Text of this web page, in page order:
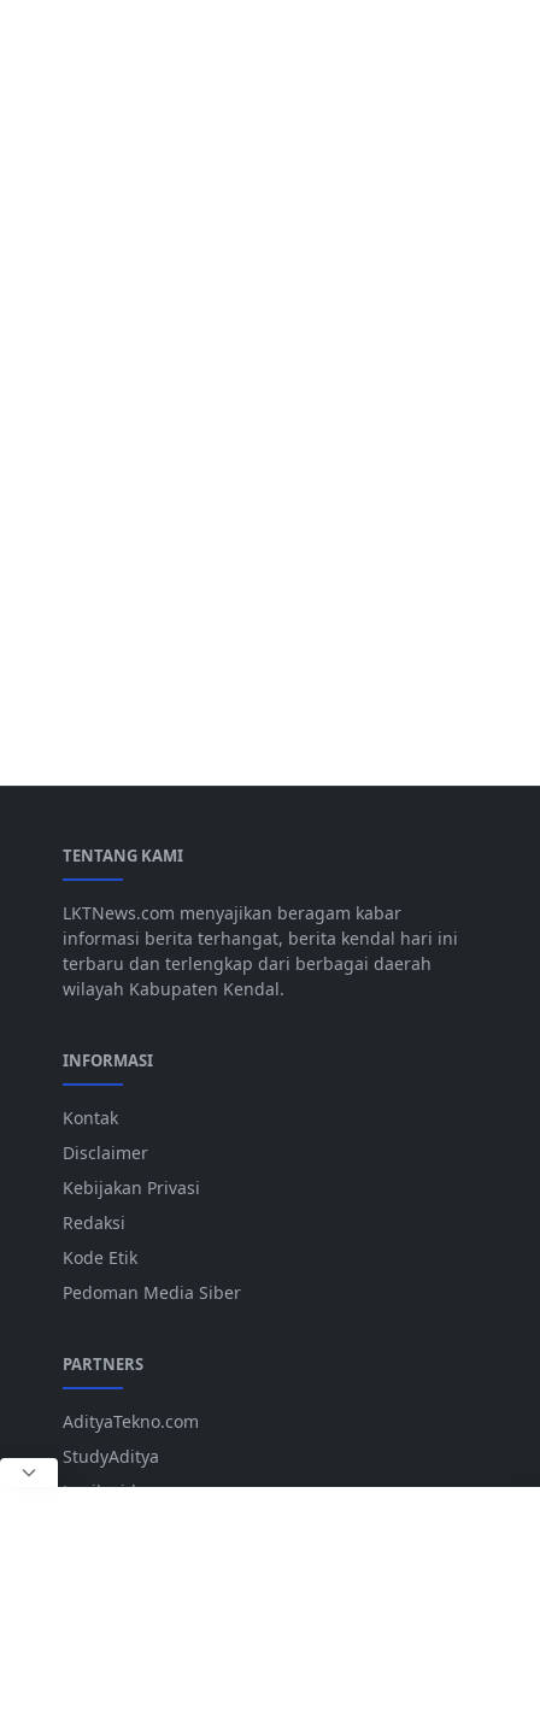
TENTANG KAMI
LKTNews.com menyajikan beragam kabar
informasi berita terhangat, berita kendal hari ini
terbaru dan terlengkap dari berbagai daerah
wilayah Kabupaten Kendal.
INFORMASI
Kontak
Disclaimer
Kebijakan Privasi
Redaksi
Kode Etik
Pedoman Media Siber
PARTNERS
AdityaTekno.com
StudyAditya
Lepiku.id